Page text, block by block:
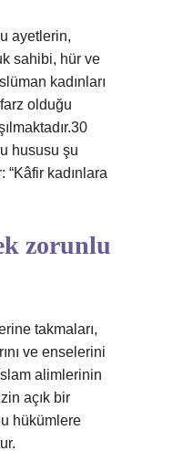
ayetlerin,
sahibi, hür ve
kadınları
farz olduğu
hususu şu
kadınlara
zorunlu
takmaları,
ve enselerini
alimlerinin
açık bir
hükümlere